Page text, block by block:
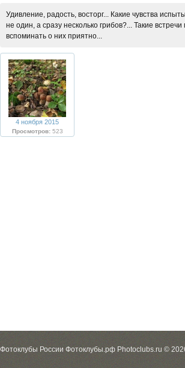
Удивление, радость, восторг... Какие чувства
не один, а сразу несколько грибов?... Такие
вспоминать о них приятно...
4 ноября 2015
Просмотров:523
Фотоклубы России Фотоклубы.рф Photoclubs.ru ©